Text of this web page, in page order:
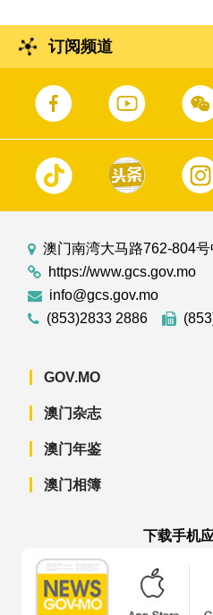
订阅频道
澳门南湾大马路762-804
https://www.gcs.gov.mo
info@gcs.gov.mo
(853)2833 2886
GOV.MO
澳门杂志
澳门年鉴
澳门相簿
下载手机